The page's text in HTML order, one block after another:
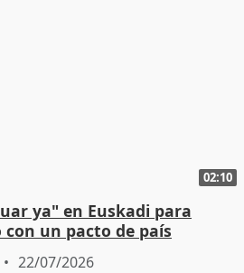
02:10
ya" en Euskadi para
un pacto de país
22/07/2026